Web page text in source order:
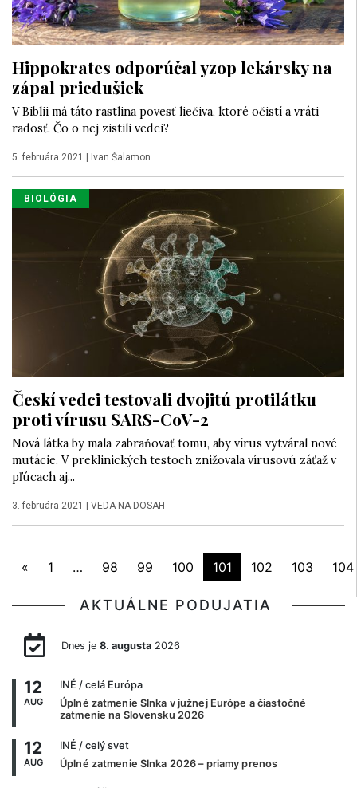
Hippokrates odporúčal yzop lekársky na
zápal priedušiek
V Biblii má táto rastlina povesť liečiva, ktoré očistí a vráti
radosť. Čo o nej zistili vedci?
5. februára 2021 | Ivan Šalamon
BIOLÓGIA
Českí vedci testovali dvojitú protilátku
proti vírusu SARS-CoV-2
Nová látka by mala zabraňovať tomu, aby vírus vytváral nové
mutácie. V preklinických testoch znižovala vírusovú záťaž v
pľúcach aj...
3. februára 2021 | VEDA NA DOSAH
« 1 … 98 99 100 101 102 103 104
AKTUÁLNE PODUJATIA
Dnes je 8. augusta2026
12
AUG
INÉ / celá Európa
Úplné zatmenie Slnka v južnej Európe a čiastočné
zatmenie na Slovensku 2026
12
AUG
INÉ / celý svet
Úplné zatmenie Slnka 2026 – priamy prenos